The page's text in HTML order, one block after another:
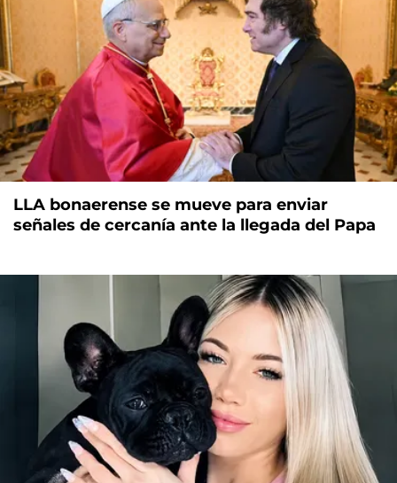
LLA bonaerense se mueve para enviar
señales de cercanía ante la llegada del Papa